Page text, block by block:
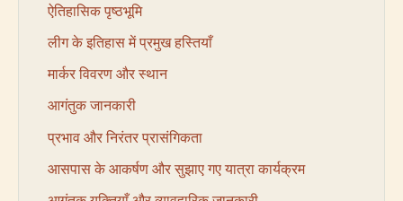
ऐतिहासिक पृष्ठभूमि
लीग के इतिहास में प्रमुख हस्तियाँ
मार्कर विवरण और स्थान
आगंतुक जानकारी
प्रभाव और निरंतर प्रासंगिकता
आसपास के आकर्षण और सुझाए गए यात्रा कार्यक्रम